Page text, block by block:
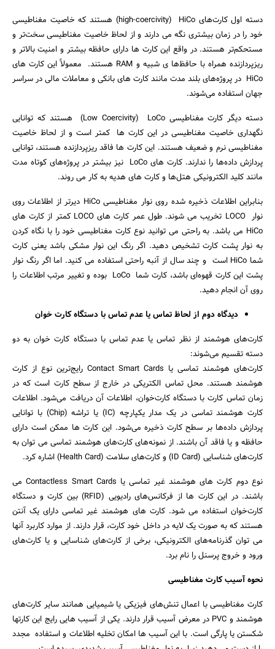
جستجو دسته اول کارت‌های high-coercivity) HiCo) هستند که خاصیت مغناطیسی
خود را در زمان بیشتری نگه می دارند و از لحاظ خاصیت مغناطیسی سخت‌تر و
مستحکم‌تر هستند. در واقع این کارت ها دارای حافظه بیشتر و امنیت بالاتر و
ریزپردازنده همراه با حافظ‌ها ی شبیه و RAM هستند. معمولاً این کارت های
HiCo در پروژه‌های بلند مدت مانند کارت های بانکی و معاملات مالی در سراسر
جهان استفاده می‌شوند.
دسته دیگر کارت مغناطیسی Low Coercivity) LoCo) هستند که توانایی
نگهداری خاصیت مغناطیسی در این کارت ها کمتر است و از لحاظ خاصیت
مغناطیسی نرم و ضعیف هستند. این کارت ها فاقد ریزپردازنده هستند، توانایی
پردازش داده‌ها را ندارند. کارت های LoCo نیز بیشتر در پروژه‌های کوتاه مدت
مانند کلید الکترونیکی هتل‌ها و کارت های هدیه به کار می روند.
بنابراین اطلاعات ذخیره شده روی نوار مغناطیسی HiCo دیرتر از اطلاعات روی
نوار LOCO تخریب می شوند. طول عمر کارت های LOCO کمتر از کارت های
HiCo می باشد. به راحتی می توانید نوع کارت مغناطیسی خود را با نگاه کردن
به نوار پشت کارت تشخیص دهید. اگر رنگ این نوار مشکی باشد یعنی کارت
شما HiCo است و چند سال از آنبه راحتی استفاده می کنید. اما اگر رنگ نوار
پشت این کارت قهوه‌ای باشد، کارت شما LoCo بوده و تغییر مرتب اطلاعات را
روی آن انجام دهید.
دیدگاه دوم از لحاظ تماس یا عدم تماس با دستگاه کارت خوان
کارت‌های هوشمند از نظر تماس یا عدم تماس با دستگاه کارت خوان به دو
دسته تقسیم می‌شوند:
کارت‌های هوشمند تماسی یا Contact Smart Cards رایج‌ترین نوع از کارت
هوشمند هستند. محل تماس الکتریکی در خارج از سطح کارت است که در
زمان تماس کارت با دستگاه کارت‌خوان، اطلاعات آن دریافت می‌شود. اطلاعات
کارت هوشمند تماسی در یک مدار یکپارچه (IC) یا تراشه (Chip) با توانایی
پردازش داده‌ها بر سطح کارت ذخیره می‌شود. این کارت ها ممکن است دارای
حافظه و یا فاقد آن باشند. از نمونه‌های کارت‌های هوشمند تماسی می توان به
کارت‌های شناسایی (ID Card) و کارت‌های سلامت (Health Card) اشاره کرد.
نوع دوم کارت های هوشمند غیر تماسی یا Contactless Smart Cards می
باشند. در این کارت ها از فرکانس‌های رادیویی (RFID) بین کارت و دستگاه
کارت‌خوان استفاده می‌ شود. کارت های هوشمند غیر تماسی دارای یک آنتن
هستند که به صورت یک لایه در داخل خود کارت، قرار دارند. از موارد کاربرد آنها
می توان گذرنامه‌های الکترونیکی، برخی از کارت‌های شناسایی و یا کارت‌های
ورود و خروج پرسنل را نام برد.
نحوه آسیب کارت مغناطیسی
کارت مغناطیسی با اعمال تنش‌های فیزیکی یا شیمیایی همانند سایر کارت‌های
هوشمند و PVC در معرض آسیب‌ قرار دارند. یکی از آسیب هایی رایج این کارتها
شکستن یا پارگی است. با این آسیب ها امکان تخلیه اطلاعات و استفاده مجدد